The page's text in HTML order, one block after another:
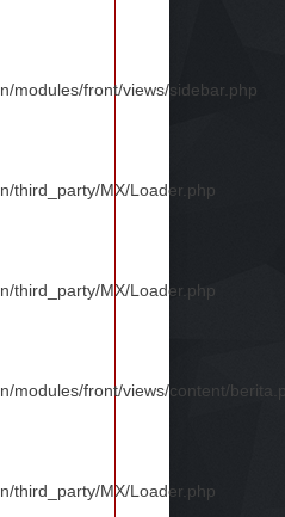
modules/front/views/sidebar.php
third_party/MX/Loader.php
third_party/MX/Loader.php
modules/front/views/content/
third_party/MX/Loader.php